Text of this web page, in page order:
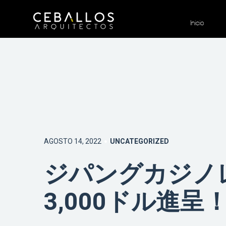
Inicio
AGOSTO 14, 2022 UNCATEGORIZED
ジパングカジ
3,000ドル進呈！